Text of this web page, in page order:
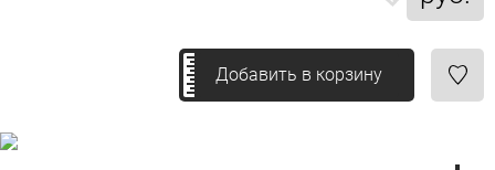
Добавить в корзину